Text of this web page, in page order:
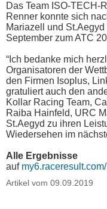
Das Team ISO-TECH-
Renner konnte sich
Mariazell und
September zum ATC
“Ich bedanke mich
Organisatoren der
den Firmen Isoplus,
gratuliert auch den
Kollar Racing Team,
Raiba Hainfeld, URC
St.Aegyd zu ihren
Wiedersehen im
Alle Ergebnisse
auf
Artikel vom 09.09.2019